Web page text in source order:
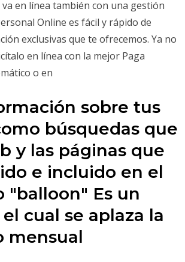
en línea también con una gestión
Online es fácil y rápido de
exclusivas que te ofrecemos. Ya no
en línea con la mejor Paga
o en
sobre tus
búsquedas que
y las páginas que
e incluido en el
"balloon" Es un
cual se aplaza la
mensual